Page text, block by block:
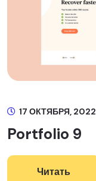
17 ОКТЯБРЯ, 2022
Portfolio 9
Читать